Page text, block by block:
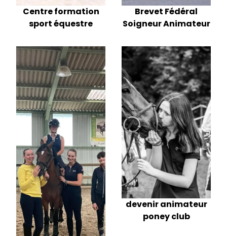
Centre formation
sport équestre
Brevet Fédéral
Soigneur Animateur
devenir animateur
poney club